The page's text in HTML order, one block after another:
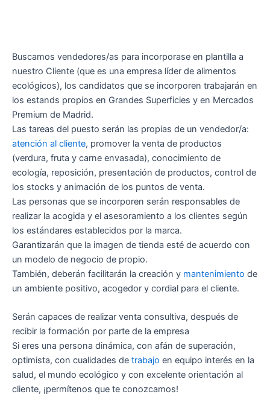
Buscamos vendedores/as para incorporase en plantilla a
nuestro Cliente (que es una empresa líder de alimentos
ecológicos), los candidatos que se incorporen trabajarán en
los estands propios en Grandes Superficies y en Mercados
Premium de Madrid.
Las tareas del puesto serán las propias de un vendedor/a:
atención al cliente, promover la venta de productos
(verdura, fruta y carne envasada), conocimiento de
ecología, reposición, presentación de productos, control de
los stocks y animación de los puntos de venta.
Las personas que se incorporen serán responsables de
realizar la acogida y el asesoramiento a los clientes según
los estándares establecidos por la marca.
Garantizarán que la imagen de tienda esté de acuerdo con
un modelo de negocio de propio.
También, deberán facilitarán la creación y mantenimiento de
un ambiente positivo, acogedor y cordial para el cliente.
Serán capaces de realizar venta consultiva, después de
recibir la formación por parte de la empresa
Si eres una persona dinámica, con afán de superación,
optimista, con cualidades de trabajo en equipo interés en la
salud, el mundo ecológico y con excelente orientación al
cliente, ¡permítenos que te conozcamos!